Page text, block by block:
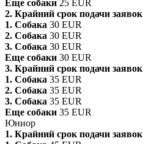
Еще собаки 25 EUR
2. Крайний срок подачи заявок
1. Собака 30 EUR
2. Собака 30 EUR
3. Собака 30 EUR
Еще собаки 30 EUR
3. Крайний срок подачи заявок
1. Собака 35 EUR
2. Собака 35 EUR
3. Собака 35 EUR
Еще собаки 35 EUR
Юниор
1. Крайний срок подачи заявок